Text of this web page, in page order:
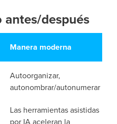
después
Manera moderna
Autoorganizar,
autonombrar/autonumerar
Las herramientas asistidas
por IA aceleran la